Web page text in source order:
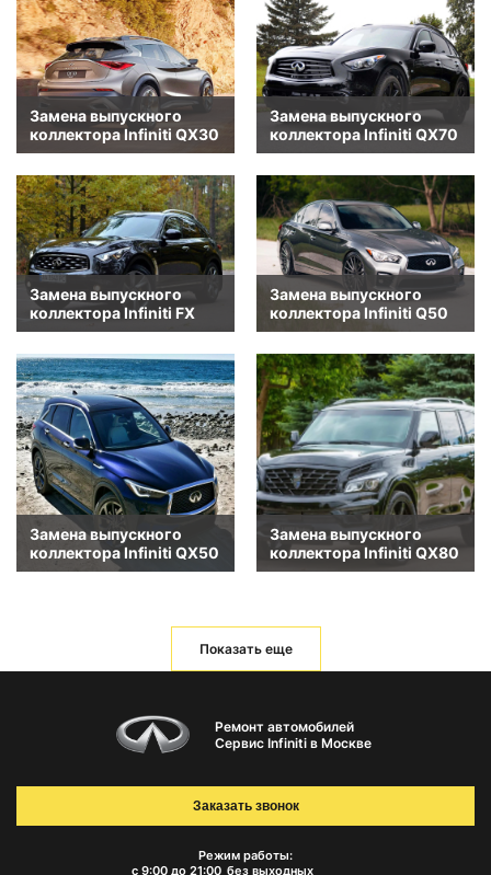
Замена выпускного
коллектора Infiniti QX30
Замена выпускного
коллектора Infiniti QX70
Замена выпускного
коллектора Infiniti FX
Замена выпускного
коллектора Infiniti Q50
Замена выпускного
коллектора Infiniti QX50
Замена выпускного
коллектора Infiniti QX80
Показать еще
Ремонт автомобилей
Сервис Infiniti в Москве
Режим работы:
с 9:00 до 21:00 без выходных
Заказать звонок